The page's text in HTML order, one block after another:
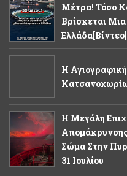
Μέτρα! Τόσο
Βρίσκεται
Ελλάδα[βίντεο]
Η
Η Μεγάλη
Σώμα Στην
31 Ιουλίου